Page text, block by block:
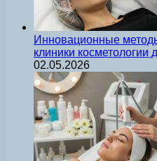
Инновационные
клиники косметологии
02.05.2026